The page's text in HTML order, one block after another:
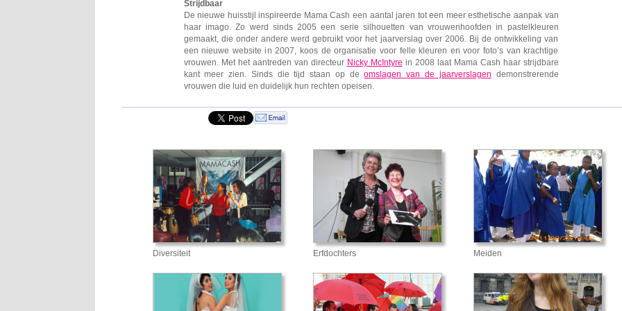
Strijdbaar
De nieuwe huisstijl inspireerde Mama Cash een aantal jaren tot een meer esthetische aanpak van
haar imago. Zo werd sinds 2005 een serie silhouetten van vrouwenhoofden in pastelkleuren
gemaakt, die onder andere werd gebruikt voor het jaarverslag over 2006. Bij de ontwikkeling van
een nieuwe website in 2007, koos de organisatie voor felle kleuren en voor foto’s van krachtige
vrouwen. Met het aantreden van directeur Nicky McIntyre in 2008 laat Mama Cash haar strijdbare
kant meer zien. Sinds die tijd staan op deomslagen van de jaarverslagen demonstrerende
vrouwen die luid en duidelijk hun rechten opeisen.
Diversiteit Erfdochters Meiden